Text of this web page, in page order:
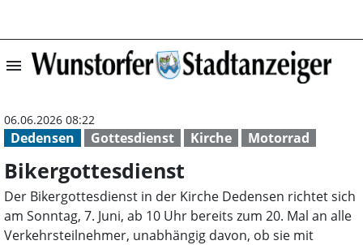
menu
Dedensen Gottesdienst Kirche Motorrad
06.06.2026 08:22
Bikergottesdienst
Der Bikergottesdienst in der Kirche Dedensen richtet sich
am Sonntag, 7. Juni, ab 10 Uhr bereits zum 20. Mal an alle
Verkehrsteilnehmer, unabhängig davon, ob sie mit